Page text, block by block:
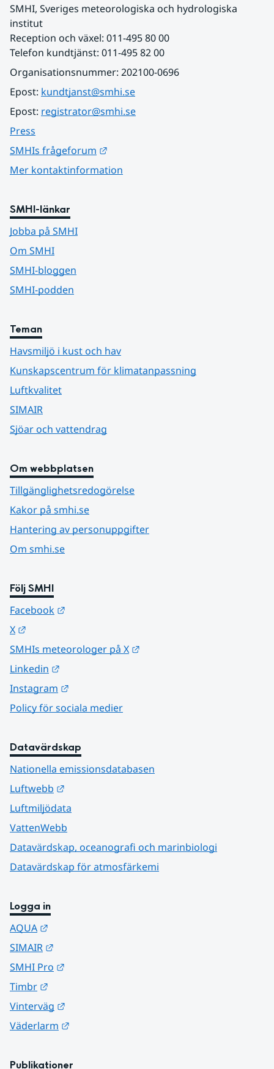
SMHI, Sveriges meteorologiska och hydrologiska
institut
Reception och växel: 011-495 80 00
Telefon kundtjänst: 011-495 82 00
Organisationsnummer: 202100-0696
Epost: kundtjanst@smhi.se
Epost: registrator@smhi.se
Press
SMHIs frågeforum
Mer kontaktinformation
SMHI-länkar
Jobba på SMHI
Om SMHI
SMHI-bloggen
SMHI-podden
Teman
Havsmiljö i kust och hav
Kunskapscentrum för klimatanpassning
Luftkvalitet
SIMAIR
Sjöar och vattendrag
Om webbplatsen
Tillgänglighetsredogörelse
Kakor på smhi.se
Hantering av personuppgifter
Om smhi.se
Följ SMHI
Facebook
X
SMHIs meteorologer på X
Linkedin
Instagram
Policy för sociala medier
Datavärdskap
Nationella emissionsdatabasen
Luftwebb
Luftmiljödata
VattenWebb
Datavärdskap, oceanografi och marinbiologi
Datavärdskap för atmosfärkemi
Logga in
AQUA
SIMAIR
SMHI Pro
Timbr
Vinterväg
Väderlarm
Publikationer